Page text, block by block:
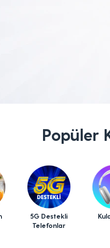
Popüler
5G Destekli
Telefonlar